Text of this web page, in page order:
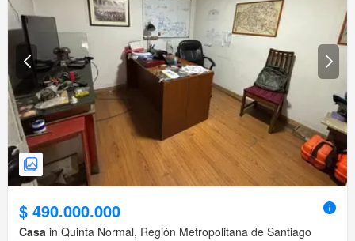
$ 490.000.000
Casa in Quinta Normal, Región Metropolitana de Santiago